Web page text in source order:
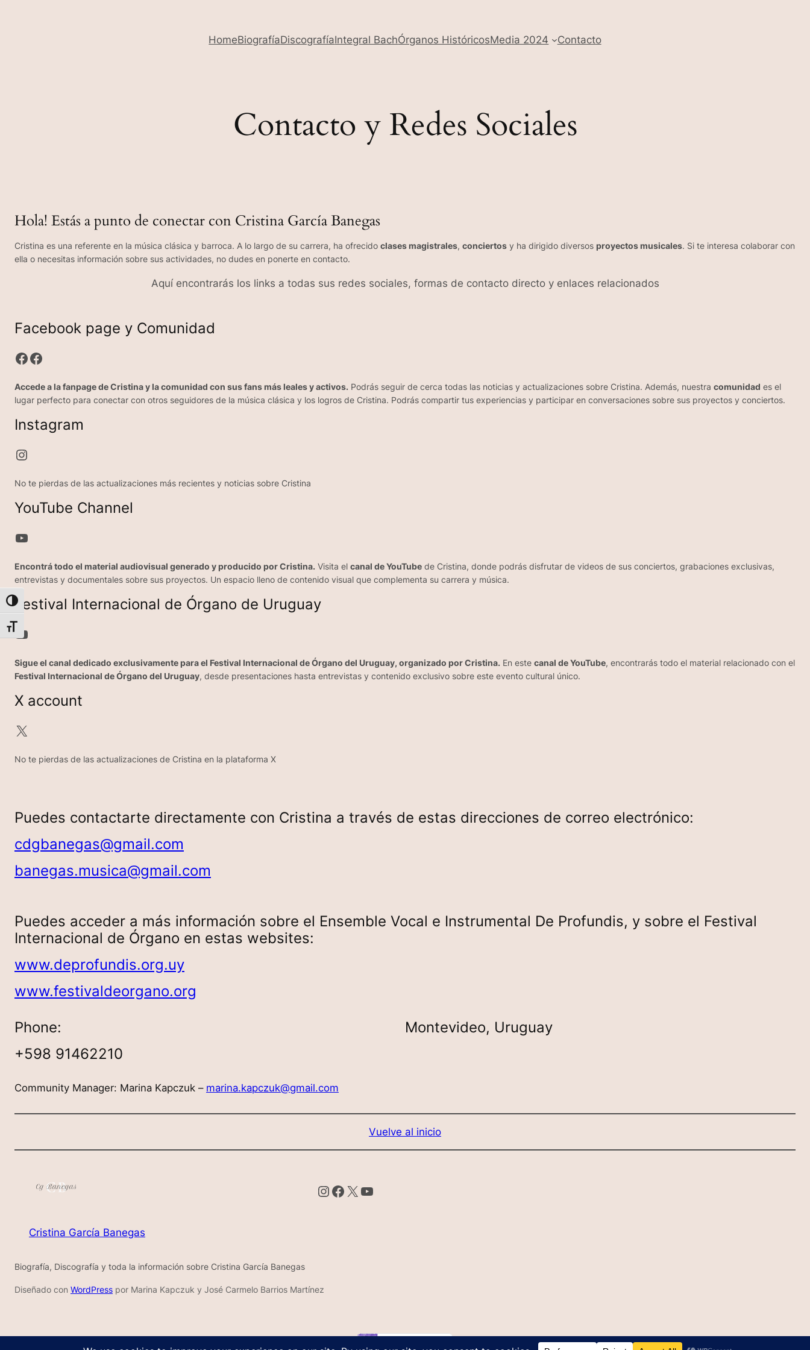
Alternar alto contraste
Alternar tamaño de letra
HomeBiografíaDiscografíaIntegral BachÓrganos HistóricosMedia 2024 Contacto
Contacto y Redes Sociales
Hola! Estás a punto de conectar con Cristina García Banegas
Cristina es una referente en la música clásica y barroca. A lo largo de su carrera, ha ofrecido clases magistrales, conciertos y ha dirigido diversos proyectos musicales. Si te interesa colaborar con
ella o necesitas información sobre sus actividades, no dudes en ponerte en contacto.
Aquí encontrarás los links a todas sus redes sociales, formas de contacto directo y enlaces relacionados
Facebook page y Comunidad
Facebook Facebook
Accede a la fanpage de Cristina y la comunidad con sus fans más leales y activos. Podrás seguir de cerca todas las noticias y actualizaciones sobre Cristina. Además, nuestra comunidad es el
lugar perfecto para conectar con otros seguidores de la música clásica y los logros de Cristina. Podrás compartir tus experiencias y participar en conversaciones sobre sus proyectos y conciertos.
Instagram
Instagram
No te pierdas de las actualizaciones más recientes y noticias sobre Cristina
YouTube Channel
YouTube
Encontrá todo el material audiovisual generado y producido por Cristina. Visita el canal de YouTube de Cristina, donde podrás disfrutar de videos de sus conciertos, grabaciones exclusivas,
entrevistas y documentales sobre sus proyectos. Un espacio lleno de contenido visual que complementa su carrera y música.
Festival Internacional de Órgano de Uruguay
YouTube
Sigue el canal dedicado exclusivamente para el Festival Internacional de Órgano del Uruguay, organizado por Cristina. En este canal de YouTube, encontrarás todo el material relacionado con el
Festival Internacional de Órgano del Uruguay, desde presentaciones hasta entrevistas y contenido exclusivo sobre este evento cultural único.
X account
X
No te pierdas de las actualizaciones de Cristina en la plataforma X
Puedes contactarte directamente con Cristina a través de estas direcciones de correo electrónico:
cdgbanegas@gmail.com
banegas.musica@gmail.com
Puedes acceder a más información sobre el Ensemble Vocal e Instrumental De Profundis, y sobre el Festival
Internacional de Órgano en estas websites:
www.deprofundis.org.uy
www.festivaldeorgano.org
Phone:
+598 91462210
Montevideo, Uruguay
Community Manager: Marina Kapczuk – marina.kapczuk@gmail.com
Vuelve al inicio
Cristina García Banegas
Instagram Facebook X YouTube
Biografía, Discografía y toda la información sobre Cristina García Banegas
Diseñado con WordPress por Marina Kapczuk y José Carmelo Barrios Martínez